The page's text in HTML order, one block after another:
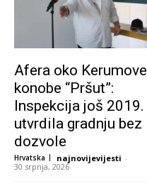
Afera oko Kerumove
konobe “Pršut”:
Inspekcija još 2019.
utvrdila gradnju bez
dozvole
Hrvatska najnovijevijesti -
30 srpnja, 2026